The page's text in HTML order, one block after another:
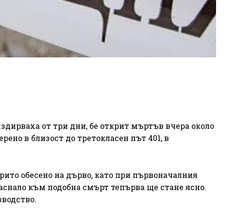
от три дни, бе открит мъртъв вчера около
в близост до третокласен път 401, в
обесено на дърво, като при първоначалния
към подобна смърт тепърва ще стане ясно.